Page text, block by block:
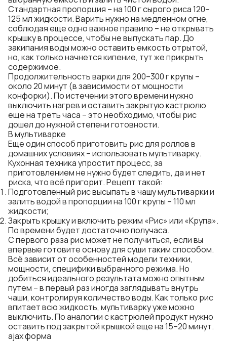
Стандартная пропорция – на 100 г сырого риса 120–
125 мл жидкости. Варить нужно на медленном огне,
соблюдая еще одно важное правило – не открывать
крышку в процессе, чтобы не выпускать пар. До
закипания воды можно оставить емкость отрытой,
но, как только начнется кипение, тут же прикрыть
содержимое.
Продолжительность варки для 200–300 г крупы –
около 20 минут (в зависимости от мощности
конфорки). По истечении этого времени нужно
выключить нагрев и оставить закрытую кастрюлю
еще на треть часа – это необходимо, чтобы рис
дошел до нужной степени готовности.
В мультиварке
Еще один способ приготовить рис для роллов в
домашних условиях – использовать мультиварку.
Кухонная техника упростит процесс, за
приготовлением не нужно будет следить, да и нет
риска, что всё пригорит. Рецепт такой:
Подготовленный рис высыпать в чашу мультиварки и
залить водой в пропорции на 100 г крупы – 110 мл
жидкости;
Закрыть крышку и включить режим «Рис» или «Крупа».
По времени будет достаточно получаса.
С первого раза рис может не получиться, если вы
впервые готовите основу для суши таким способом.
Всё зависит от особенностей модели техники,
мощности, специфики выбранного режима. Но
добиться идеального результата можно опытным
путем – в первый раз иногда заглядывать внутрь
чаши, контролируя количество воды. Как только рис
впитает всю жидкость, мультиварку уже можно
выключить. По аналогии с кастрюлей продукт нужно
оставить под закрытой крышкой еще на 15–20 минут.
ajax форма